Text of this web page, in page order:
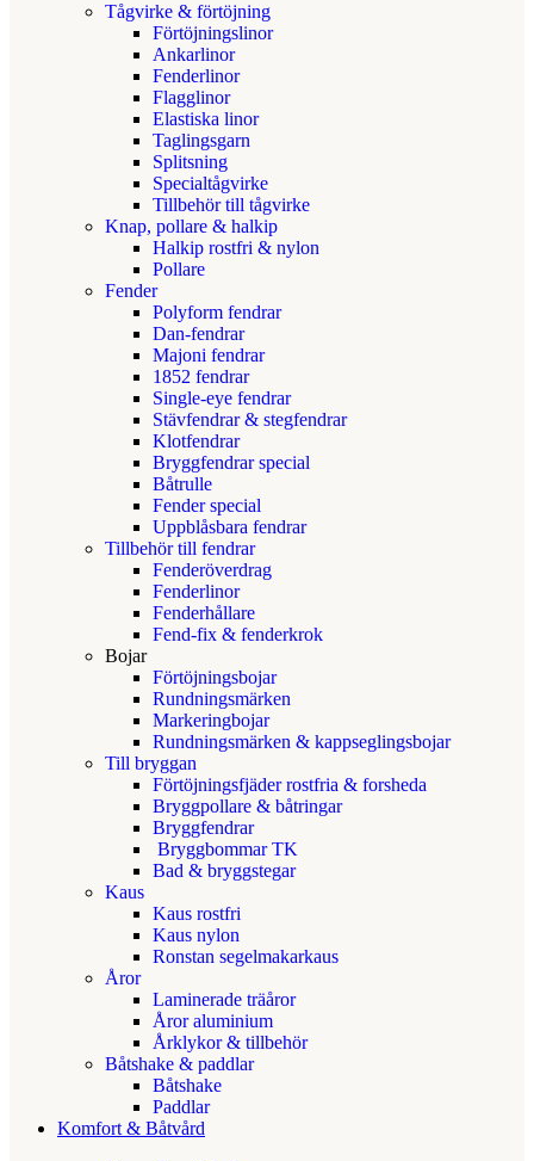
Tågvirke & förtöjning
Förtöjningslinor
Ankarlinor
Fenderlinor
Flagglinor
Elastiska linor
Taglingsgarn
Splitsning
Specialtågvirke
Tillbehör till tågvirke
Knap, pollare & halkip
Halkip rostfri & nylon
Pollare
Fender
Polyform fendrar
Dan-fendrar
Majoni fendrar
1852 fendrar
Single-eye fendrar
Stävfendrar & stegfendrar
Klotfendrar
Bryggfendrar special
Båtrulle
Fender special
Uppblåsbara fendrar
Tillbehör till fendrar
Fenderöverdrag
Fenderlinor
Fenderhållare
Fend-fix & fenderkrok
Bojar
Förtöjningsbojar
Rundningsmärken
Markeringbojar
Rundningsmärken & kappseglingsbojar
Till bryggan
Förtöjningsfjäder rostfria & forsheda
Bryggpollare & båtringar
Bryggfendrar
Bryggbommar TK
Bad & bryggstegar
Kaus
Kaus rostfri
Kaus nylon
Ronstan segelmakarkaus
Åror
Laminerade träåror
Åror aluminium
Årklykor & tillbehör
Båtshake & paddlar
Båtshake
Paddlar
Komfort & Båtvård